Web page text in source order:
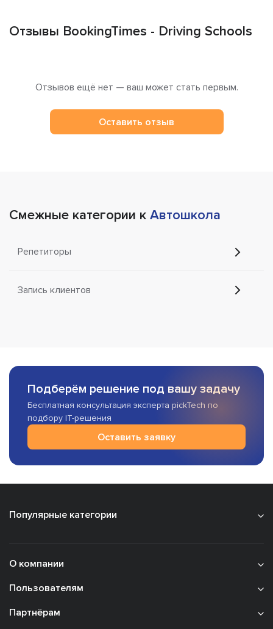
Отзывы BookingTimes - Driving Schools
Отзывов ещё нет — ваш может стать первым.
Оставить отзыв
Смежные категории к Автошкола
Репетиторы
Запись клиентов
Подберём решение под вашу задачу
Бесплатная консультация эксперта pickTech по
подбору IT-решения
Оставить заявку
Популярные категории
О компании
Пользователям
Партнёрам